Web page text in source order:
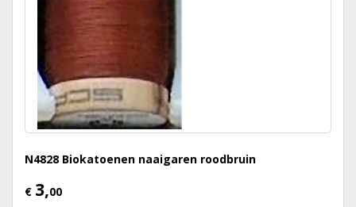
N4828 Biokatoenen naaigaren roodbruin
€ 3,00